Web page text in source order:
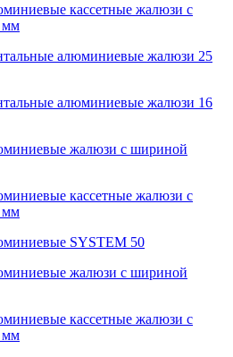
кассетные жалюзи с
мм
алюминиевые жалюзи 25
алюминиевые жалюзи 16
жалюзи с шириной
кассетные жалюзи с
мм
SYSTEM 50
жалюзи с шириной
кассетные жалюзи с
мм